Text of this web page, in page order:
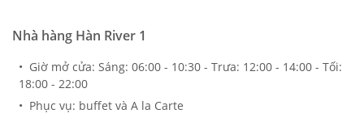
Nhà hàng Hàn River 1
• Giờ mở cửa: Sáng: 06:00 - 10:30 - Trưa: 12:00 - 14:00 - Tối:
18:00 - 22:00
• Phục vụ: buffet và A la Carte